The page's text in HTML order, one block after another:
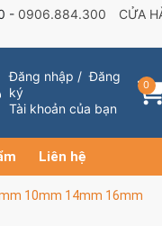
- 0906.884.300
CỬA
Đăng nhập /Đăng
ký
Tài khoản của bạn
0
Liên hệ
10mm 14mm 16mm